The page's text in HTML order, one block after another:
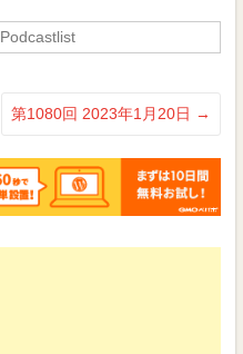
Podcastlist
第1080回 2023年1月20日 →